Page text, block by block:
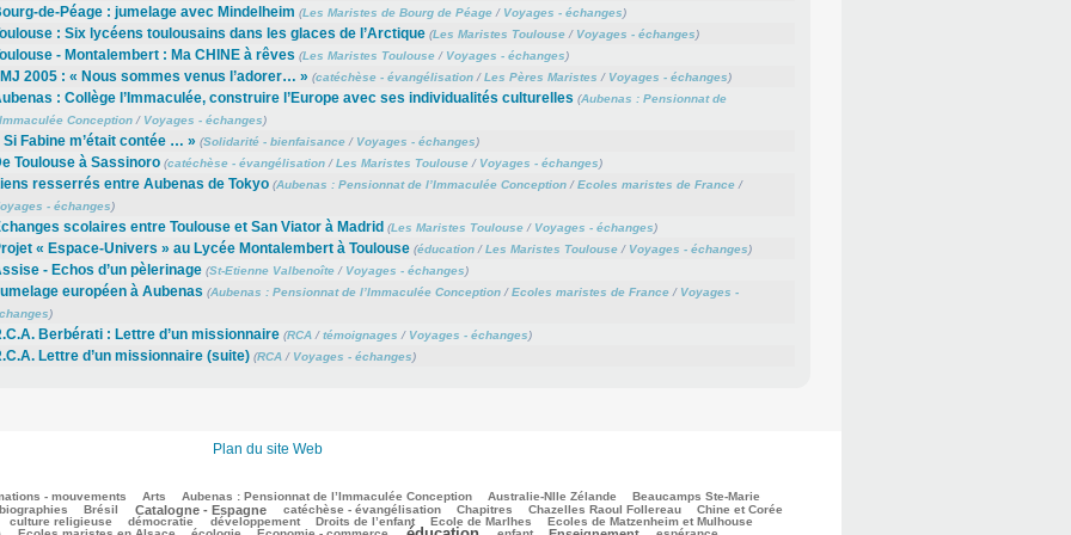
de-Péage : jumelage avec Mindelheim (Les Maristes de Bourg de Péage/ Voyages - échanges)
: Six lycéens toulousains dans les glaces de l’Arctique (Les Maristes Toulouse/ Voyages - échanges)
- Montalembert : Ma CHINE à rêves (Les Maristes Toulouse/ Voyages - échanges)
2005 : « Nous sommes venus l’adorer… » (catéchèse - évangélisation/Les Pères Maristes / Voyages - échanges)
: Collège l’Immaculée, construire l’Europe avec ses individualités culturelles (Aubenas : Pensionnat de
Conception/ Voyages - échanges)
Si Fabine m’était contée … » (Solidarité - bienfaisance/ Voyages - échanges)
Toulouse à Sassinoro (catéchèse - évangélisation/Les Maristes Toulouse/ Voyages - échanges)
resserrés entre Aubenas de Tokyo (Aubenas : Pensionnat de l’Immaculée Conception/Ecoles maristes de France/
- échanges)
scolaires entre Toulouse et San Viator à Madrid (Les Maristes Toulouse/ Voyages - échanges)
« Espace-Univers » au Lycée Montalembert à Toulouse (éducation/Les Maristes Toulouse/ Voyages - échanges)
- Echos d’un pèlerinage (St-Etienne Valbenoîte/ Voyages - échanges)
européen à Aubenas (Aubenas : Pensionnat de l’Immaculée Conception/Ecoles maristes de France/ Voyages -
)
Berbérati : Lettre d’un missionnaire (RCA/témoignages / Voyages - échanges)
Lettre d’un missionnaire (suite) (RCA/ Voyages - échanges)
Plan du site Web
- mouvements Arts Aubenas : Pensionnat de l’Immaculée Conception Australie-Nlle Zélande Beaucamps Ste-Marie
biographies Brésil Catalogne - Espagne catéchèse - évangélisation Chapitres Chazelles Raoul Follereau Chine et Corée
culture religieuse démocratie développement Droits de l’enfant Ecole de Marlhes Ecoles de Matzenheim et Mulhouse